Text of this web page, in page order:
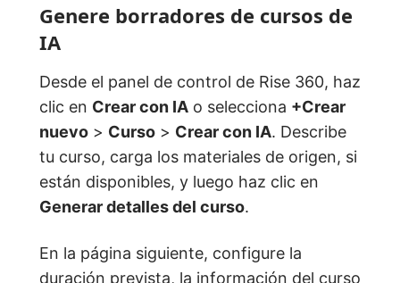
Genere borradores de cursos de
IA
Desde el panel de control de Rise 360, haz
clic en Crear con IA o selecciona +Crear
nuevo > Curso > Crear con IA. Describe
tu curso, carga los materiales de origen, si
están disponibles, y luego haz clic en
Generar detalles del curso.
En la página siguiente, configure la
duración prevista, la información del curso